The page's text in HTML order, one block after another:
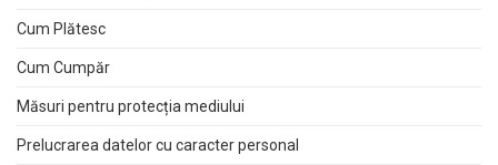
Cum Plătesc
Cum Cumpăr
Măsuri pentru protecția mediului
Prelucrarea datelor cu caracter personal